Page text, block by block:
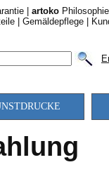
artoko Philosophie
Gemäldepflege